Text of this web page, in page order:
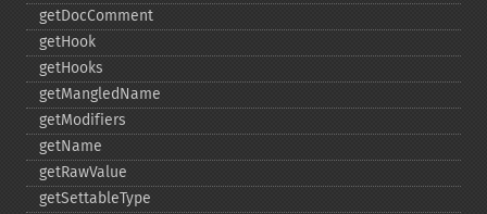
getDocComment
getHook
getHooks
getMangledName
getModifiers
getName
getRawValue
getSettableType